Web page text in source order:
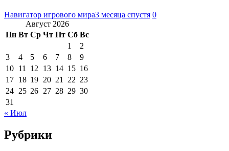
Навигатор игрового мира3 месяца спустя 0
Август 2026
Пн Вт Ср Чт Пт Сб Вс
1
2
3
4 5 6 7 8
9
10 11 12 13 14 15 16
17 18 19 20 21 22 23
24 25 26 27 28 29 30
31
« Июл
Рубрики